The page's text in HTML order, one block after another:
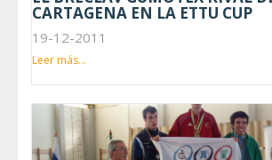
CARTAGENA EN LA ETTU CUP
19-12-2011
Leer más...